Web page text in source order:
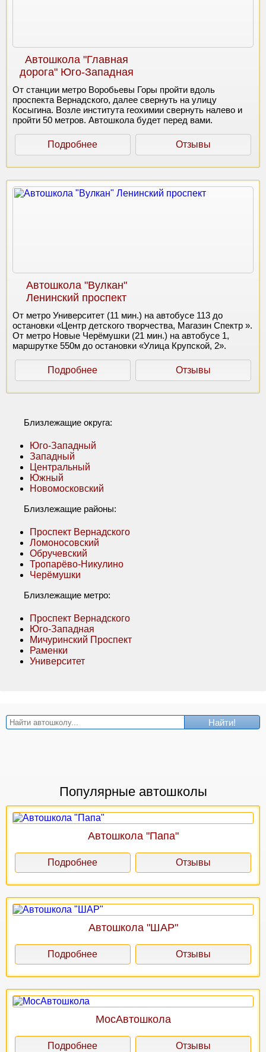
Автошкола "Главная
дорога" Юго-Западная
От станции метро Воробьевы Горы пройти вдоль
проспекта Вернадского, далее свернуть на улицу
Косыгина. Возле института геохимии свернуть налево и
пройти 50 метров. Автошкола будет перед вами.
Подробнее Отзывы
Автошкола "Вулкан"
Ленинский проспект
От метро Университет (11 мин.) на автобусе 113 до
остановки «Центр детского творчества, Магазин Спектр ».
От метро Новые Черёмушки (21 мин.) на автобусе 1,
маршрутке 550м до остановки «Улица Крупской, 2».
Подробнее Отзывы
Близлежащие округа:
Юго-Западный
Западный
Центральный
Южный
Новомосковский
Близлежащие районы:
Проспект Вернадского
Ломоносовский
Обручевский
Тропарёво-Никулино
Черёмушки
Близлежащие метро:
Проспект Вернадского
Юго-Западная
Мичуринский Проспект
Раменки
Университет
Найти!
Популярные автошколы
Автошкола "Папа"
Подробнее Отзывы
Автошкола "ШАР"
Подробнее Отзывы
МосАвтошкола
Подробнее Отзывы